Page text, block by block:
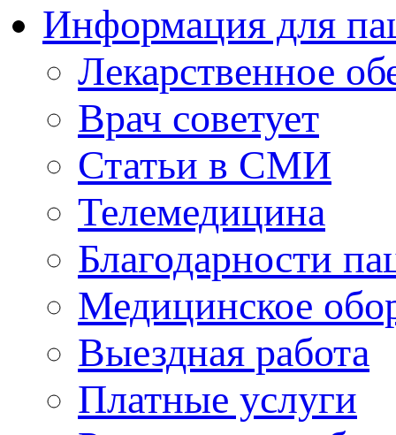
Информация для
Лекарственное
Врач советует
Статьи в СМИ
Телемедицина
Благодарности
Медицинское
Выездная работа
Платные услуги